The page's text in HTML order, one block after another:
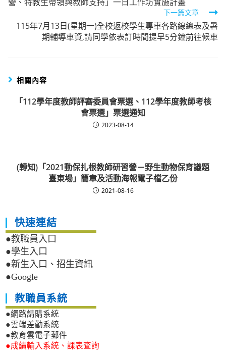
articles
下一篇文章
115年7月13日(星期一)全校返校學生專車各路線總表及暑
期輔導車資,請同學依表訂時間提早5分鐘前往候車
相關內容
「112學年度教師評審委員會票選、112學年度教師考核
會票選」票選通知
2023-08-14
(轉知)「2021動保扎根教師研習營－野生動物保育議題
臺東場」簡章及活動海報電子檔乙份
2021-08-16
快速連結
●教職員入口
●學生入口
●新生入口、招生資訊
●Google
教職員系統
●網路請購系統
●雲端差勤系統
●教育雲電子郵件
●成績輸入系統、課表查詢